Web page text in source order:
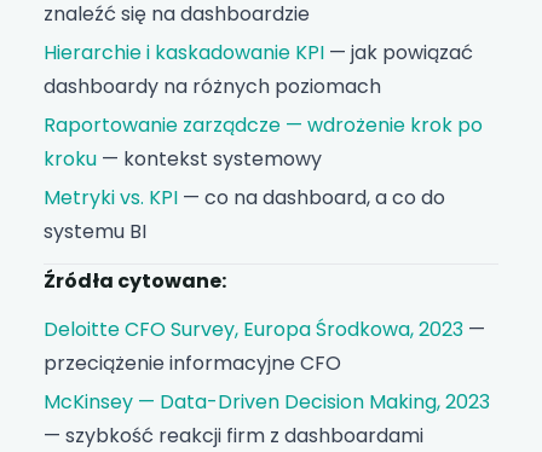
znaleźć się na dashboardzie
Hierarchie i kaskadowanie KPI — jak powiązać
dashboardy na różnych poziomach
Raportowanie zarządcze — wdrożenie krok po
kroku — kontekst systemowy
Metryki vs. KPI — co na dashboard, a co do
systemu BI
Źródła cytowane:
Deloitte CFO Survey, Europa Środkowa, 2023 —
przeciążenie informacyjne CFO
McKinsey — Data-Driven Decision Making, 2023
— szybkość reakcji firm z dashboardami